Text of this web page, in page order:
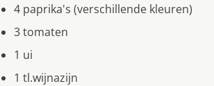
4 paprika's (verschillende kleuren)
3 tomaten
1 ui
1 tl.wijnazijn